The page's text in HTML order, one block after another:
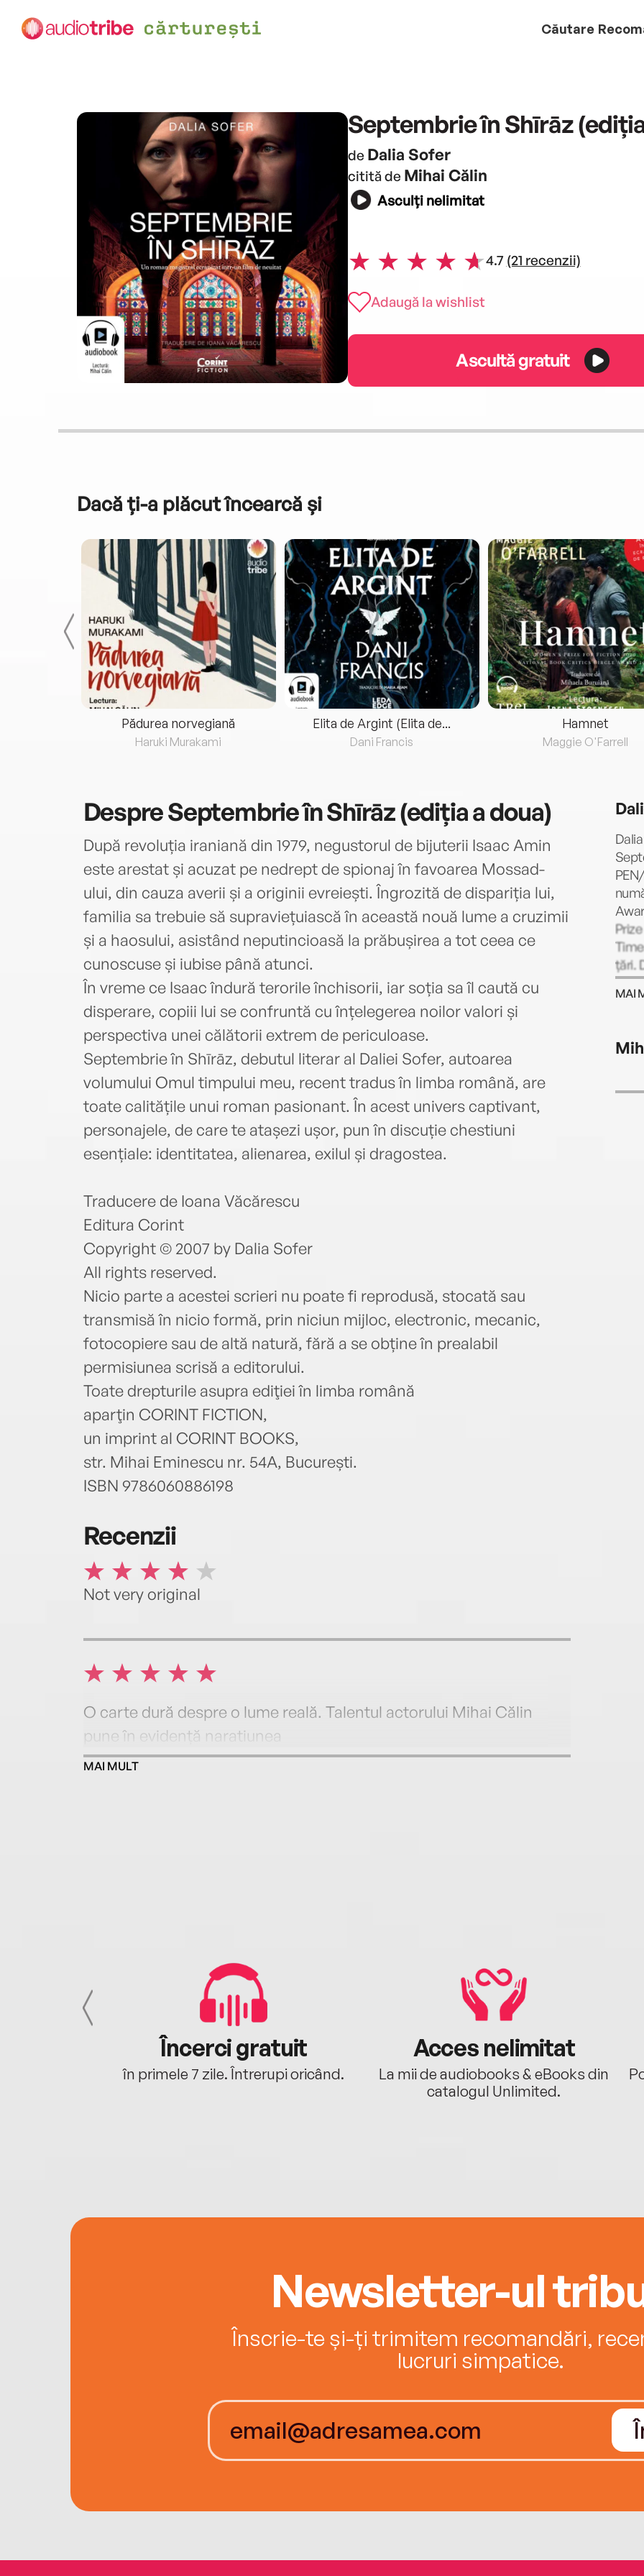
Căutare
Septembrie în Shīrāz
de Dalia Sofer
citită de Mihai Călin
Asculți nelimitat
4.7 (21 recenzii)
Adaugă la wishlist
Ascultă gratuit
Dacă ți-a plăcut încearcă și
Pădurea norvegiană
Haruki Murakami
Elita de Argint (Elita de...
Dani Francis
Hamnet
Maggie O'Farrell
DespreSeptembrie în Shīrāz (ediția a doua)
După revoluția iraniană din 1979, negustorul de bijuterii Isaac Amin
este arestat și acuzat pe nedrept de spionaj în favoarea Mossad-
ului, din cauza averii și a originii evreiești. Îngrozită de dispariția lui,
familia sa trebuie să supraviețuiască în această nouă lume a cruzimii
și a haosului, asistând neputincioasă la prăbușirea a tot ceea ce
cunoscuse și iubise până atunci.
În vreme ce Isaac îndură terorile închisorii, iar soția sa îl caută cu
disperare, copiii lui se confruntă cu înțelegerea noilor valori și
perspectiva unei călătorii extrem de periculoase.
Septembrie în Shīrāz, debutul literar al Daliei Sofer, autoarea
volumului Omul timpului meu, recent tradus în limba română, are
toate calitățile unui roman pasionant. În acest univers captivant,
personajele, de care te atașezi ușor, pun în discuție chestiuni
esențiale: identitatea, alienarea, exilul și dragostea.
Traducere de Ioana Văcărescu
Editura Corint
Copyright © 2007 by Dalia Sofer
All rights reserved.
Nicio parte a acestei scrieri nu poate fi reprodusă, stocată sau
transmisă în nicio formă, prin niciun mijloc, electronic, mecanic,
fotocopiere sau de altă natură, fără a se obține în prealabil
permisiunea scrisă a editorului.
Toate drepturile asupra ediţiei în limba română
aparţin CORINT FICTION,
un imprint al CORINT BOOKS,
str. Mihai Eminescu nr. 54A, București.
ISBN 9786060886198
Recenzii
Not very original
O carte dură despre o lume reală. Talentul actorului Mihai Călin
pune în evidență naratiunea
MAI MULT
țări.
New
în
York
MAI
Încerci gratuit
în primele 7 zile. Întrerupi oricând.
Acces nelimitat
La mii de audiobooks & eBooks din
catalogul Unlimited.
Newsletter-ul
Înscrie-te și-ți trimitem recomandări,
lucruri simpatice.